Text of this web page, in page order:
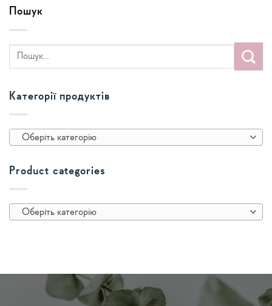
Пошук
Категорії продуктів
Оберіть категорію
Product categories
Оберіть категорію